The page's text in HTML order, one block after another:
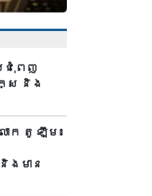
ពេញ
ស និង
ក តូ ឡឹម៖
ងមាន